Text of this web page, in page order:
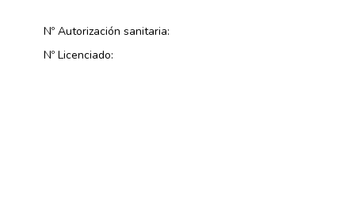
Nº Autorización sanitaria:
Nº Licenciado: